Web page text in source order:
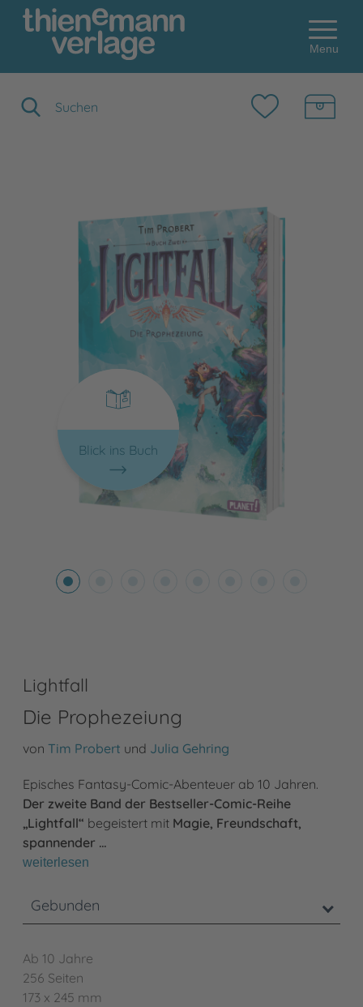
Menu
Blick ins Buch
Lightfall
Die Prophezeiung
von Tim Probert und Julia Gehring
Episches Fantasy-Comic-Abenteuer ab 10 Jahren.
Der zweite Band der Bestseller-Comic-Reihe
„Lightfall“ begeistert mit Magie, Freundschaft,
spannender …
weiterlesen
Gebunden
Ab 10 Jahre
256 Seiten
173 x 245 mm